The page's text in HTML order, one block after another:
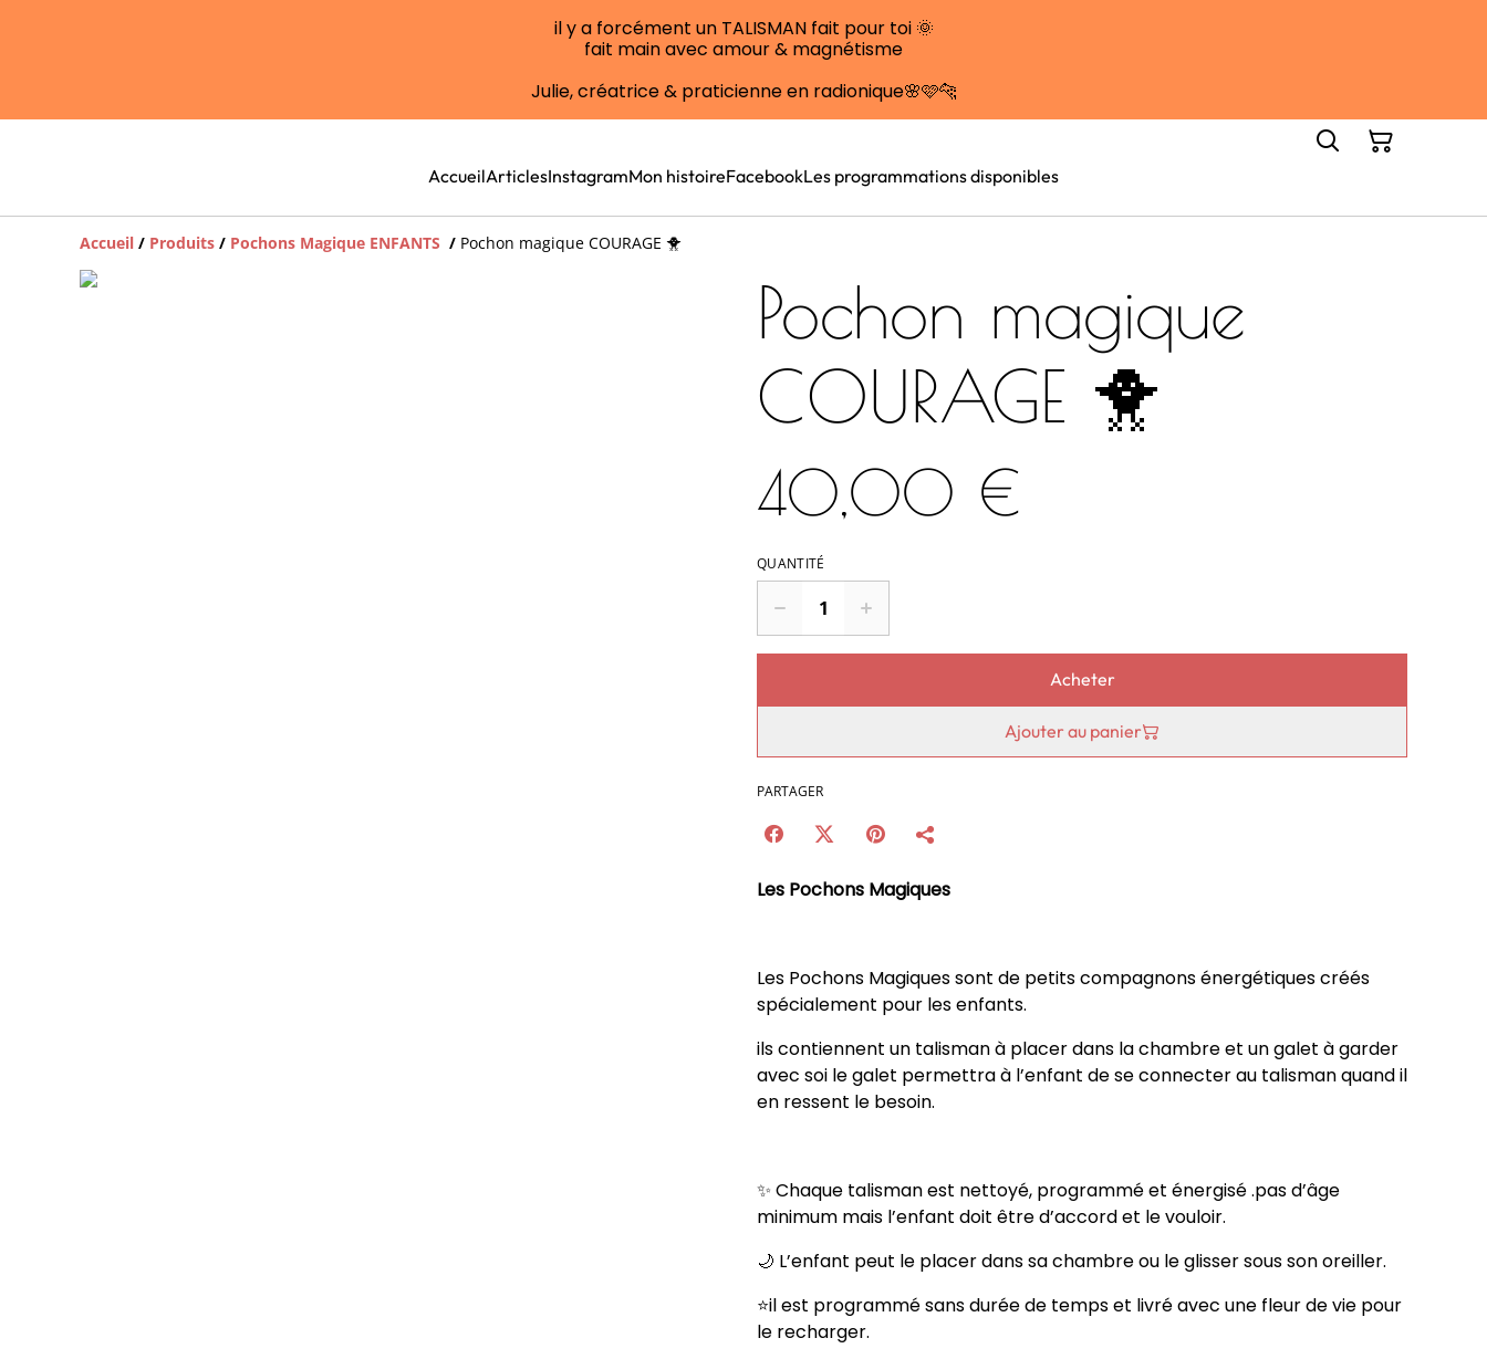
il y a forcément un TALISMAN fait pour toi 🌞
fait main avec amour & magnétisme
Julie, créatrice & praticienne en radionique🌸🩷🐆
AccueilArticlesInstagramMon histoireFacebookLes programmations disponibles
Accueil / Produits / Pochons Magique ENFANTS / Pochon magique COURAGE 🐥
Pochon magique
COURAGE 🐥
40,00 €
QUANTITÉ
Acheter
Ajouter au panier
PARTAGER
Les Pochons Magiques
Les Pochons Magiques sont de petits compagnons énergétiques créés
spécialement pour les enfants.
ils contiennent un talisman à placer dans la chambre et un galet à garder
avec soi le galet permettra à l’enfant de se connecter au talisman quand il
en ressent le besoin.
✨ Chaque talisman est nettoyé, programmé et énergisé .pas d’âge
minimum mais l’enfant doit être d’accord et le vouloir.
🌙 L’enfant peut le placer dans sa chambre ou le glisser sous son oreiller.
⭐️il est programmé sans durée de temps et livré avec une fleur de vie pour
le recharger.